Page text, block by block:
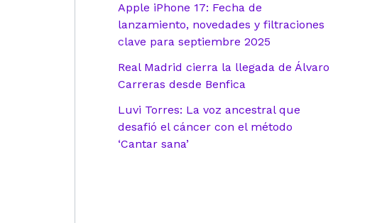
Apple iPhone 17: Fecha de
lanzamiento, novedades y filtraciones
clave para septiembre 2025
Real Madrid cierra la llegada de Álvaro
Carreras desde Benfica
Luvi Torres: La voz ancestral que
desafió el cáncer con el método
‘Cantar sana’